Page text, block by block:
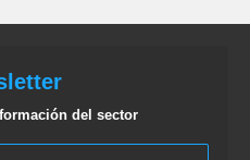
del sector